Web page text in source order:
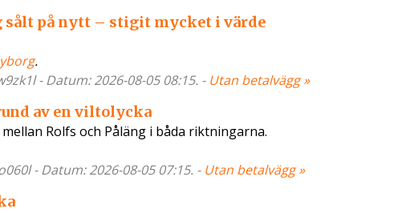
sålt på nytt – stigit mycket i värde
.
- Datum: 2026-08-05 08:15. - Utan betalvägg »
av en viltolycka
Rolfs och Påläng i båda riktningarna.
- Datum: 2026-08-05 07:15. - Utan betalvägg »